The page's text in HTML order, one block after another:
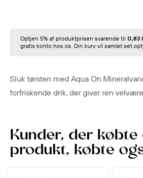
Optjen 5% af produktprisen svarende til 0,83
gratis konto hos os. Din kurv vil samlet set
Sluk tørsten med Aqua On
forfriskende drik, der giver ren
Kunder, der købte
produkt, købte